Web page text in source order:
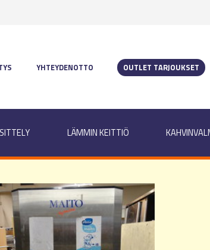
YHTEYDENOTTO OUTLET TARJOUKSET
LÄMMIN KEITTIÖ